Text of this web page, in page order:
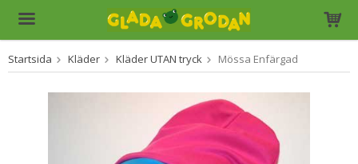
Produkten har blivit tillagd i varukorgen
Startsida Kläder Kläder UTAN tryck Mössa Enfärgad